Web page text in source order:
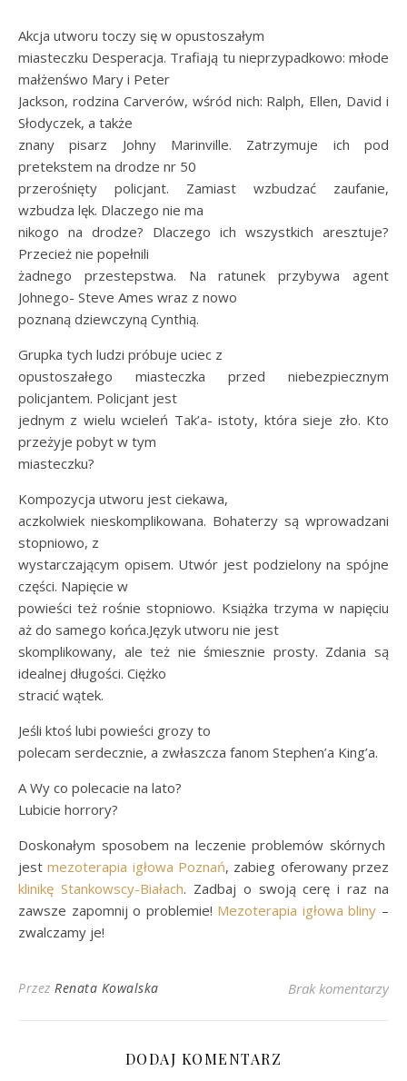
Akcja utworu toczy się w opustoszałym
miasteczku Desperacja. Trafiają tu nieprzypadkowo: młode
małżenśwo Mary i Peter
Jackson, rodzina Carverów, wśród nich: Ralph, Ellen, David i
Słodyczek, a także
znany pisarz Johny Marinville. Zatrzymuje ich pod
pretekstem na drodze nr 50
przerośnięty policjant. Zamiast wzbudzać zaufanie,
wzbudza lęk. Dlaczego nie ma
nikogo na drodze? Dlaczego ich wszystkich aresztuje?
Przecież nie popełnili
żadnego przestepstwa. Na ratunek przybywa agent
Johnego- Steve Ames wraz z nowo
poznaną dziewczyną Cynthią.
Grupka tych ludzi próbuje uciec z
opustoszałego miasteczka przed niebezpiecznym
policjantem. Policjant jest
jednym z wielu wcieleń Tak’a- istoty, która sieje zło. Kto
przeżyje pobyt w tym
miasteczku?
Kompozycja utworu jest ciekawa,
aczkolwiek nieskomplikowana. Bohaterzy są wprowadzani
stopniowo, z
wystarczającym opisem. Utwór jest podzielony na spójne
części. Napięcie w
powieści też rośnie stopniowo. Książka trzyma w napięciu
aż do samego końca.Język utworu nie jest
skomplikowany, ale też nie śmiesznie prosty. Zdania są
idealnej długości. Ciężko
stracić wątek.
Jeśli ktoś lubi powieści grozy to
polecam serdecznie, a zwłaszcza fanom Stephen’a King’a.
A Wy co polecacie na lato?
Lubicie horrory?
Doskonałym sposobem na leczenie problemów skórnych
jestmezoterapia igłowa Poznań, zabieg oferowany przez
klinikę Stankowscy-Białach. Zadbaj o swoją cerę i raz na
zawsze zapomnij o problemie! Mezoterapia igłowa bliny –
zwalczamy je!
Przez Renata Kowalska Brak komentarzy
DODAJ KOMENTARZ